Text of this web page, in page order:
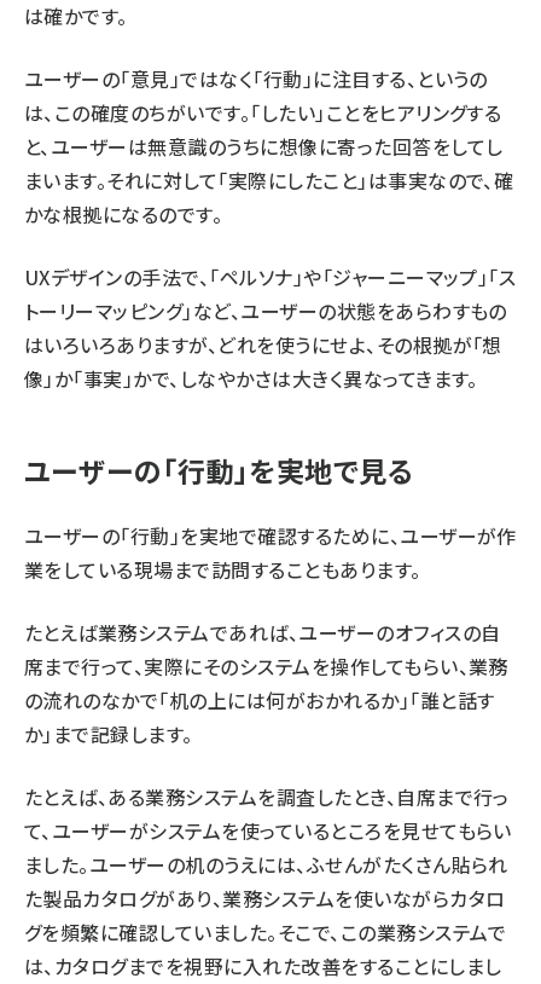
は確かです。
ユーザーの「意見」ではなく「行動」に注目する、というの
は、この確度のちがいです。「したい」ことをヒアリングする
と、ユーザーは無意識のうちに想像に寄った回答をしてし
まいます。それに対して「実際にしたこと」は事実なので、確
かな根拠になるのです。
UXデザインの手法で、「ペルソナ」や「ジャーニーマップ」「ス
トーリーマッピング」など、ユーザーの状態をあらわすもの
はいろいろありますが、どれを使うにせよ、その根拠が「想
像」か「事実」かで、しなやかさは大きく異なってきます。
ユーザーの「行動」を実地で見る
ユーザーの「行動」を実地で確認するために、ユーザーが作
業をしている現場まで訪問することもあります。
たとえば業務システムであれば、ユーザーのオフィスの自
席まで行って、実際にそのシステムを操作してもらい、業務
の流れのなかで「机の上には何がおかれるか」「誰と話す
か」まで記録します。
たとえば、ある業務システムを調査したとき、自席まで行っ
て、ユーザーがシステムを使っているところを見せてもらい
ました。ユーザーの机のうえには、ふせんがたくさん貼られ
た製品カタログがあり、業務システムを使いながらカタロ
グを頻繁に確認していました。そこで、この業務システムで
は、カタログまでを視野に入れた改善をすることにしまし